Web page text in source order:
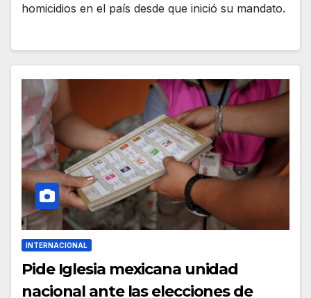
homicidios en el país desde que inició su mandato.
INTERNACIONAL
Pide Iglesia mexicana unidad
nacional ante las elecciones de